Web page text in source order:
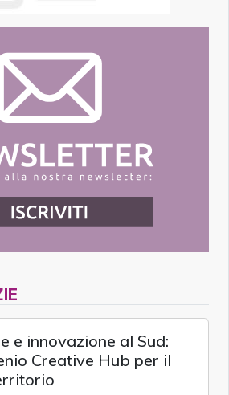
e innovazione al Sud:
Creative Hub per il